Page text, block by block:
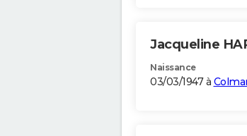
Jacqueline
Naissance
03/03/1947 à